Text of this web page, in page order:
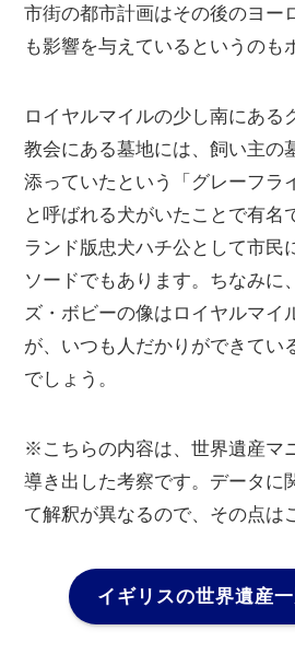
市街の都市計画はその後のヨー
も影響を与えているというのも
ロイヤルマイルの少し南にある
教会にある墓地には、飼い主の
添っていたという「グレーフラ
と呼ばれる犬がいたことで有名
ランド版忠犬ハチ公として市民
ソードでもあります。ちなみに
ズ・ボビーの像はロイヤルマイ
が、いつも人だかりができてい
でしょう。
※こちらの内容は、世界遺産マ
導き出した考察です。データに
て解釈が異なるので、その点は
イギリスの世界遺産